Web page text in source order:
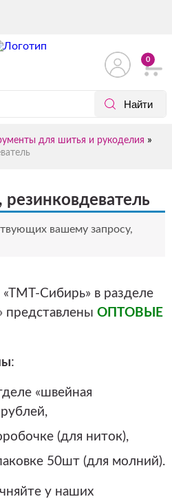
0
для шитья и рукоделия »
резинковдеватель
вашему запросу,
«ТМТ-Сибирь» в разделе
представлены ОПТОВЫЕ
:
«швейная
(для ниток),
50шт (для молний).
у наших